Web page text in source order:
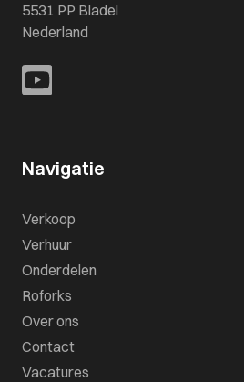
5531 PP Bladel
Nederland
Navigatie
Verkoop
Verhuur
Onderdelen
Roforks
Over ons
Contact
Vacatures